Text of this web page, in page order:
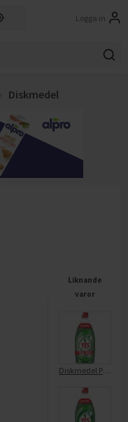
Logga in
Diskmedel
Liknande
varor
Diskmedel Platinum Original